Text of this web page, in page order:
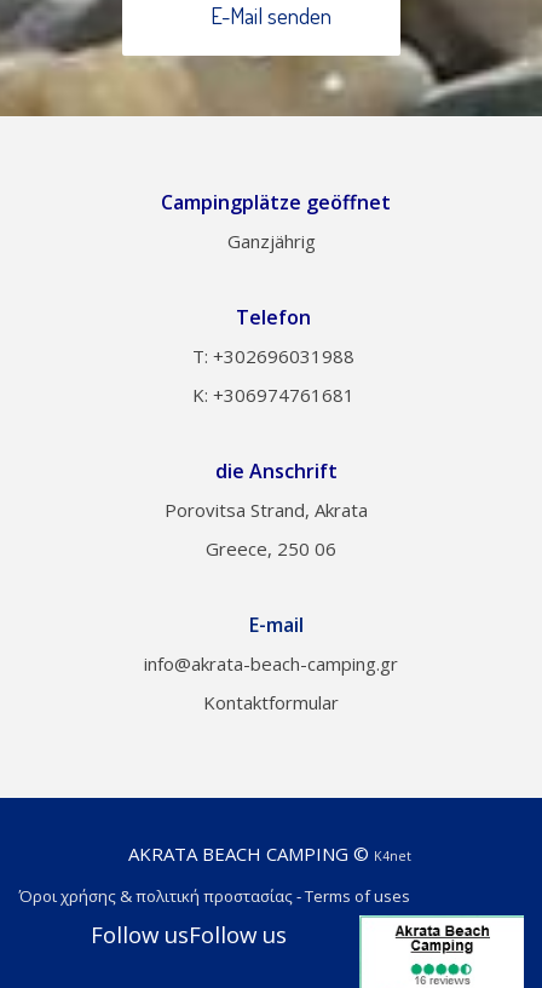
E-Mail senden
Campingplätze geöffnet
Ganzjährig
Telefon
Τ: +302696031988
Κ: +306974761681
die Anschrift
Porovitsa Strand, Akrata
Greece, 250 06
E-mail
info@akrata-beach-camping.gr
Kontaktformular
AKRATA BEACH CAMPING © K4net
Όροι χρήσης & πολιτική προστασίας-Terms of uses
Follow usFollow us